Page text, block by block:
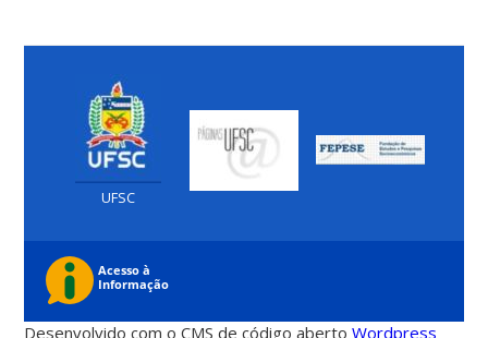
UFSC
Desenvolvido com o CMS de código abertoWordpress